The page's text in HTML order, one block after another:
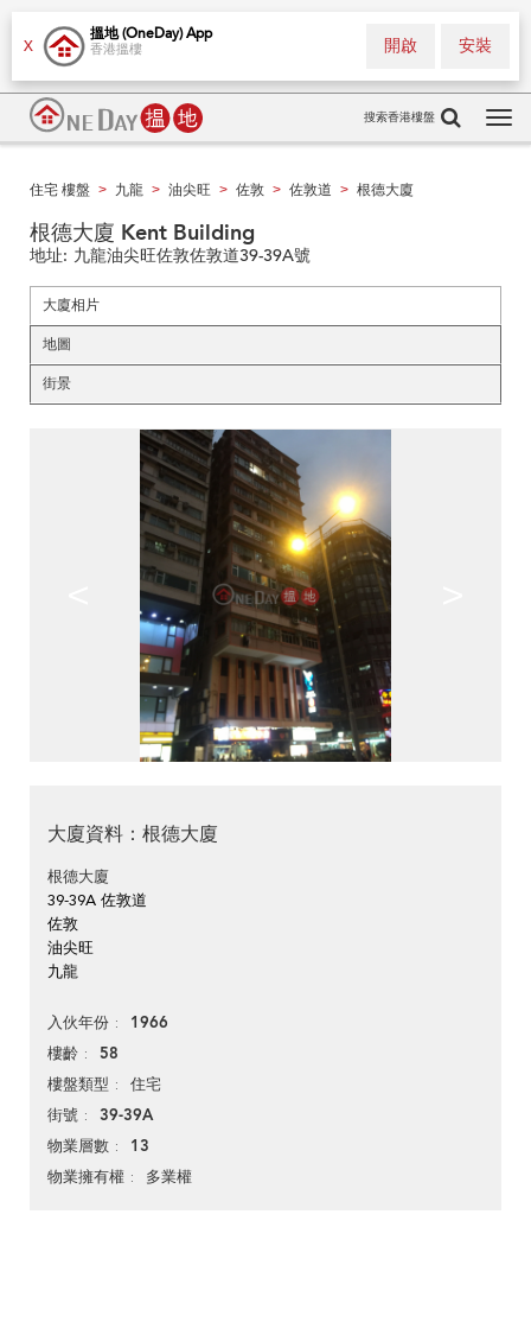
X
搵地 (OneDay) App
香港搵樓 安裝
開啟
搜索香港樓盤
住宅 樓盤 > 九龍 > 油尖旺 > 佐敦 > 佐敦道 > 根德大廈
根德大廈 Kent Building
地址: 九龍油尖旺佐敦佐敦道39-39A號
大廈相片
地圖
街景
大廈資料：根德大廈
根德大廈
39-39A 佐敦道
佐敦
油尖旺
九龍
入伙年份 1966
樓齡 58
樓盤類型 住宅
街號 39-39A
物業層數 13
物業擁有權 多業權